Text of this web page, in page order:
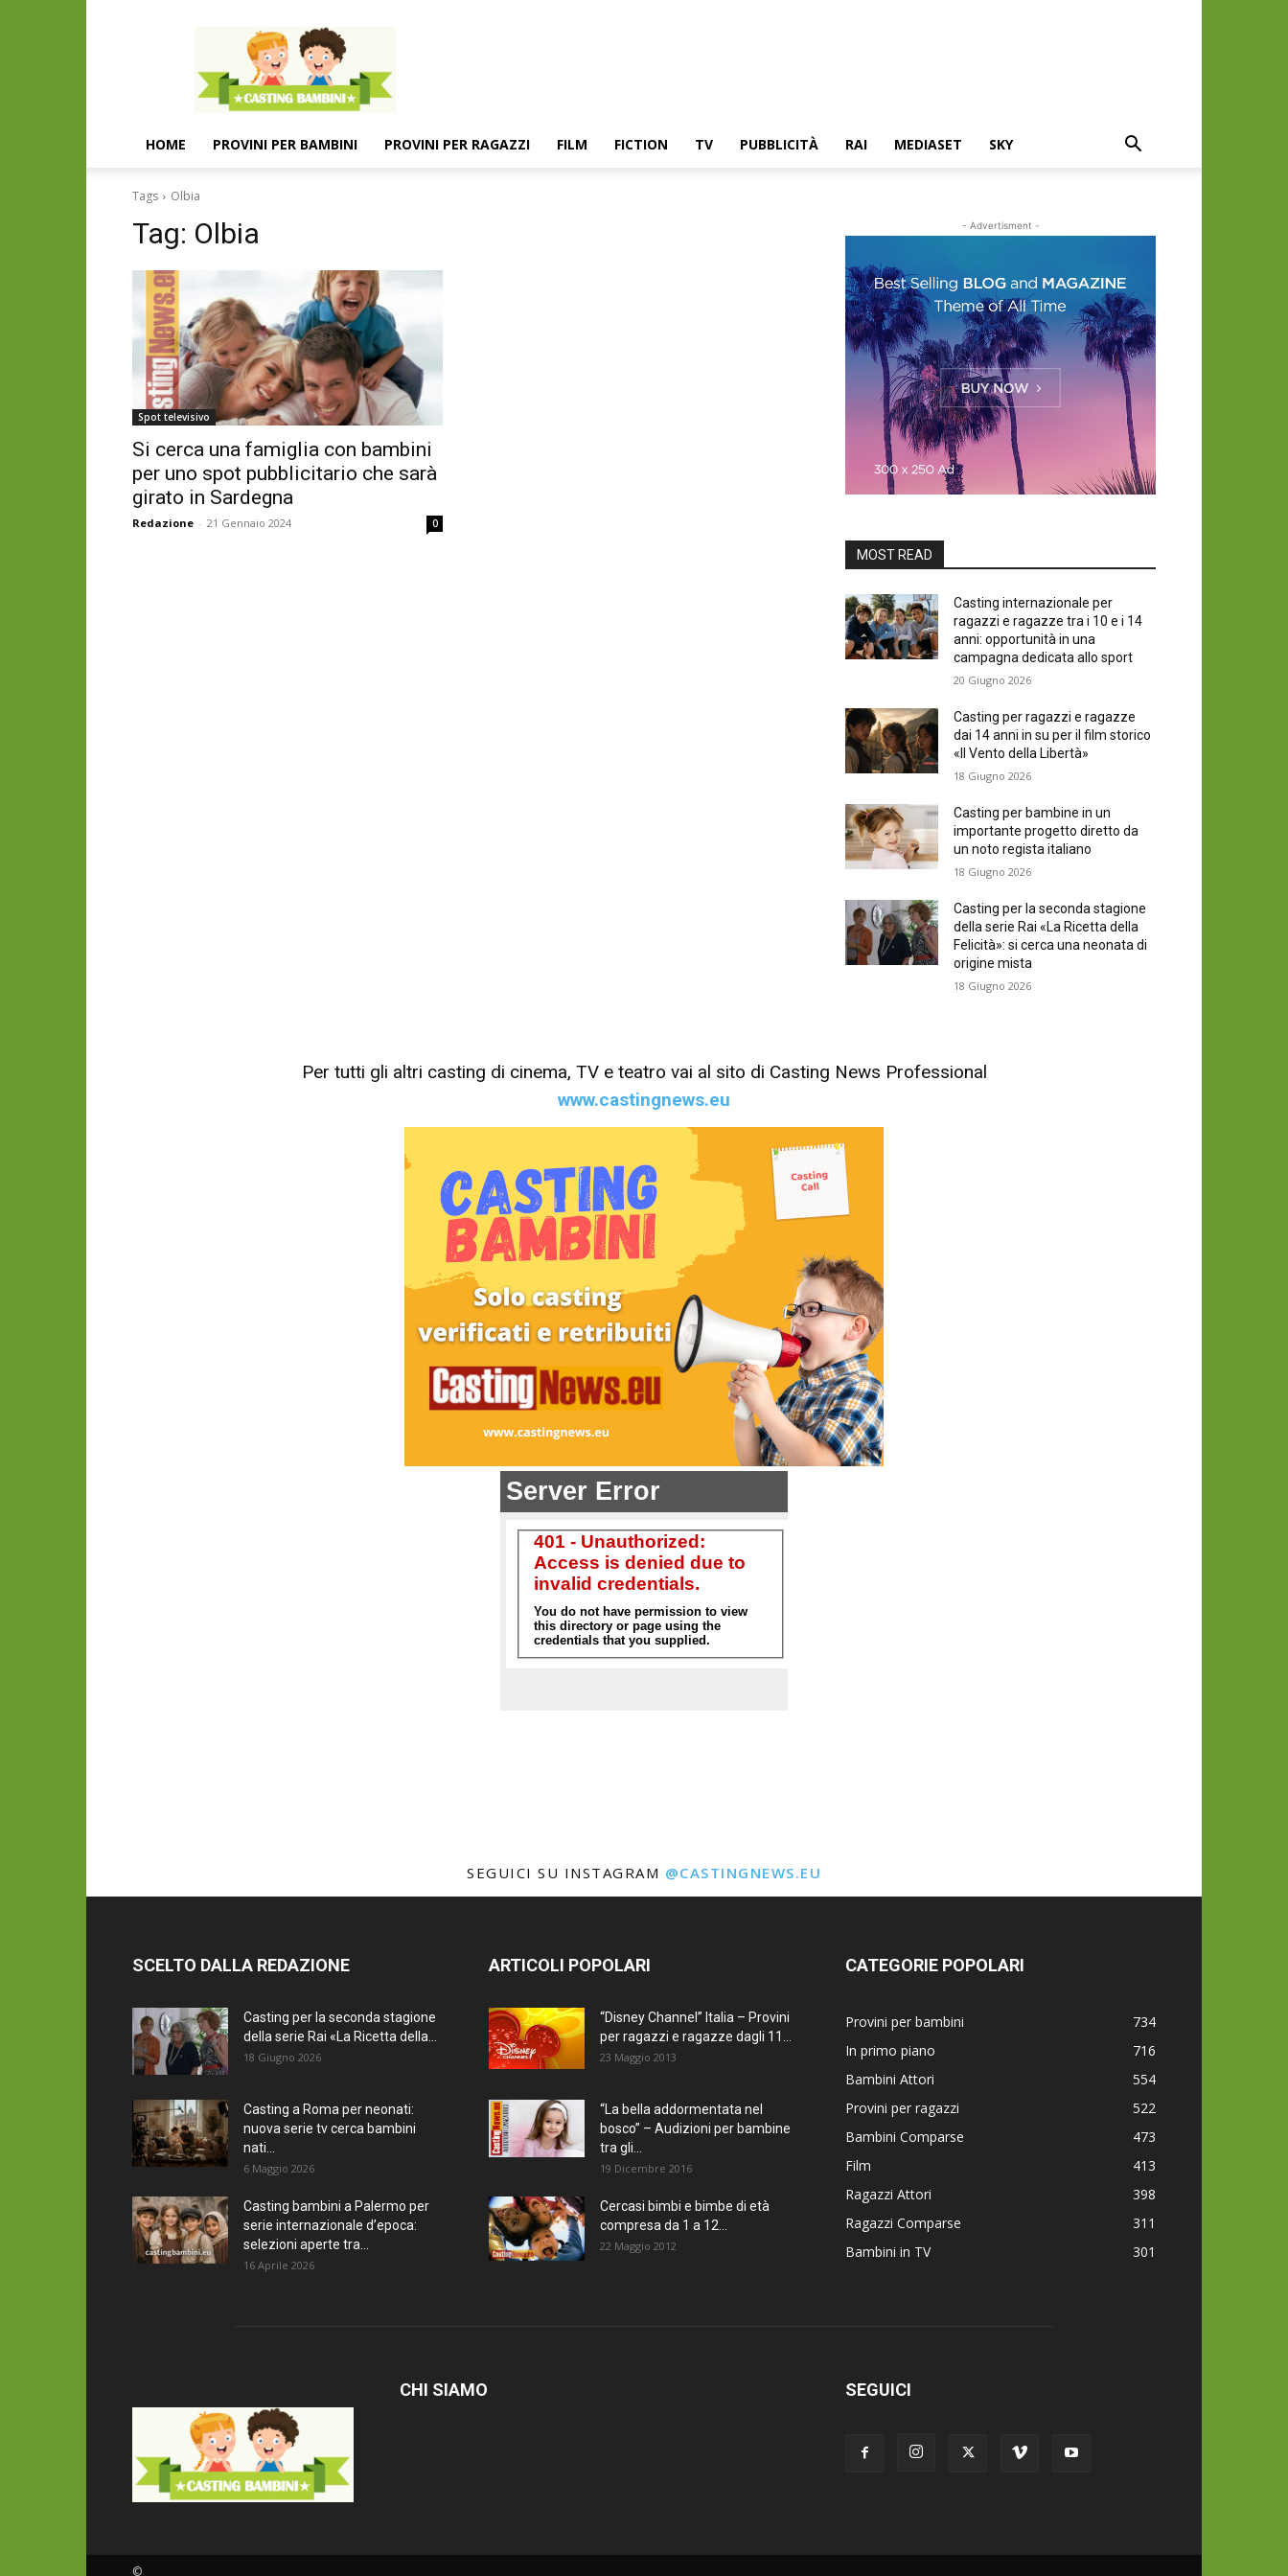
Casting
e
provini
per
bambini
e
HOME PROVINI PER BAMBINI PROVINI PER RAGAZZI FILM FICTION TV PUBBLICITÀ RAI MEDIASET SKY
Tags Olbia
Tag: Olbia
Spot televisivo
Si cerca una famiglia con bambini
per uno spot pubblicitario che sarà
girato in Sardegna
Redazione - 21 Gennaio 2024 0
- Advertisment -
MOST READ
Casting internazionale per
ragazzi e ragazze tra i 10 e i 14
anni: opportunità in una
campagna dedicata allo sport
20 Giugno 2026
Casting per ragazzi e ragazze
dai 14 anni in su per il film storico
«Il Vento della Libertà»
18 Giugno 2026
Casting per bambine in un
importante progetto diretto da
un noto regista italiano
18 Giugno 2026
Casting per la seconda stagione
della serie Rai «La Ricetta della
Felicità»: si cerca una neonata di
origine mista
18 Giugno 2026
Per tutti gli altri casting di cinema, TV e teatro vai al sito di Casting News Professional
www.castingnews.eu
SEGUICI SU INSTAGRAM @CASTINGNEWS.EU
SCELTO DALLA REDAZIONE
Casting per la seconda stagione
della serie Rai «La Ricetta della...
18 Giugno 2026
Casting a Roma per neonati:
nuova serie tv cerca bambini
nati...
6 Maggio 2026
Casting bambini a Palermo per
serie internazionale d’epoca:
selezioni aperte tra...
16 Aprile 2026
ARTICOLI POPOLARI
“Disney Channel” Italia – Provini
per ragazzi e ragazze dagli 11...
23 Maggio 2013
“La bella addormentata nel
bosco” – Audizioni per bambine
tra gli...
19 Dicembre 2016
Cercasi bimbi e bimbe di età
compresa da 1 a 12...
22 Maggio 2012
CATEGORIE POPOLARI
Provini per bambini
734
In primo piano
716
Bambini Attori
554
Provini per ragazzi
522
Bambini Comparse
473
Film
413
Ragazzi Attori
398
Ragazzi Comparse
311
Bambini in TV
301
CHI SIAMO SEGUICI
©